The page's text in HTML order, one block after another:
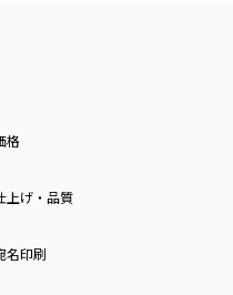
格
上げ・品質
名印刷